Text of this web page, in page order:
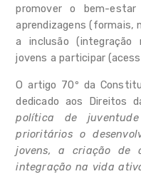
promover o bem-
aprendizagens (formais,
a inclusão (integração
jovens a participar
O artigo 70º da
dedicado aos Direitos
política de
prioritários o
jovens, a criação de
integração na vida